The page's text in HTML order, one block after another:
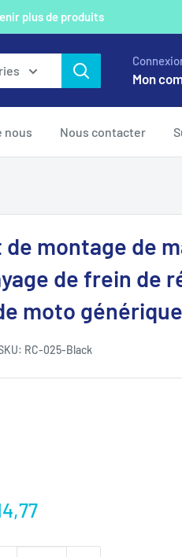
plus de produits
Mon
nous Nous contacter
de montage de
de frein de
moto générique
RC-025-Black